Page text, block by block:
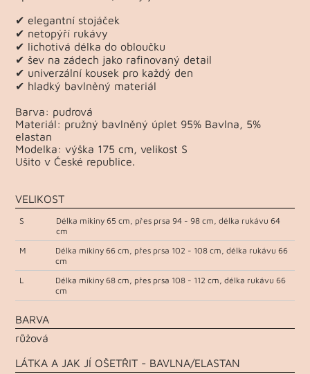
✔ elegantní stojáček
✔ netopýří rukávy
✔ lichotivá délka do obloučku
✔ šev na zádech jako rafinovaný detail
✔ univerzální kousek pro každý den
✔ hladký bavlněný materiál
Barva: pudrová
Materiál: pružný bavlněný úplet 95% Bavlna, 5%
elastan
Modelka: výška 175 cm, velikost S
Ušito v České republice.
VELIKOST
S
Délka mikiny 65 cm, přes prsa 94 - 98 cm, délka rukávu 64
cm
M
Délka mikiny 66 cm, přes prsa 102 - 108 cm, délka rukávu 66
cm
L
Délka mikiny 68 cm, přes prsa 108 - 112 cm, délka rukávu 66
cm
BARVA
růžová
LÁTKA A JAK JÍ OŠETŘIT - BAVLNA/ELASTAN